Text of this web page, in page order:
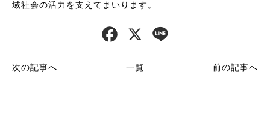
域社会の活力を支えてまいります。
a
i
次の記事へ 一覧 前の記事へ